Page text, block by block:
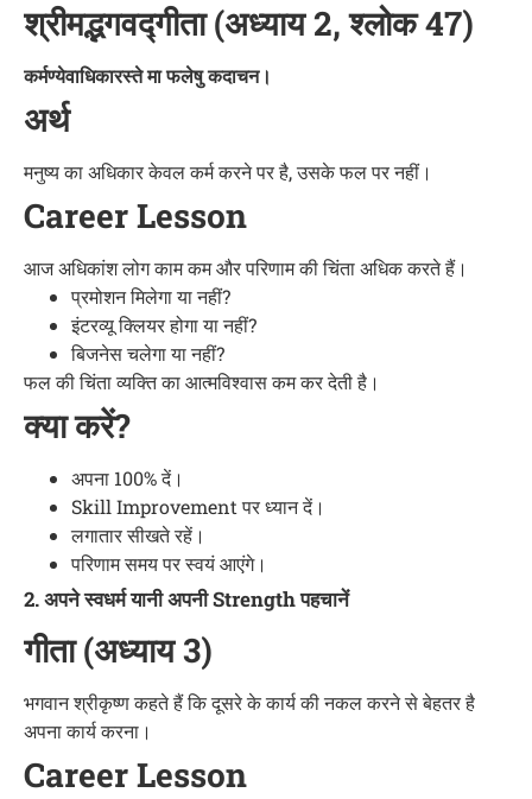
श्रीमद्भगवद्गीता (अध्याय 2, श्लोक 47)
कर्मण्येवाधिकारस्ते मा फलेषु कदाचन।
अर्थ
मनुष्य का अधिकार केवल कर्म करने पर है, उसके फल पर नहीं।
Career Lesson
आज अधिकांश लोग काम कम और परिणाम की चिंता अधिक करते हैं।
प्रमोशन मिलेगा या नहीं?
इंटरव्यू क्लियर होगा या नहीं?
बिजनेस चलेगा या नहीं?
फल की चिंता व्यक्ति का आत्मविश्वास कम कर देती है।
क्या करें?
अपना 100% दें।
Skill Improvement पर ध्यान दें।
लगातार सीखते रहें।
परिणाम समय पर स्वयं आएंगे।
2. अपने स्वधर्म यानी अपनी Strength पहचानें
गीता (अध्याय 3)
भगवान श्रीकृष्ण कहते हैं कि दूसरे के कार्य की नकल करने से बेहतर है
अपना कार्य करना।
Career Lesson